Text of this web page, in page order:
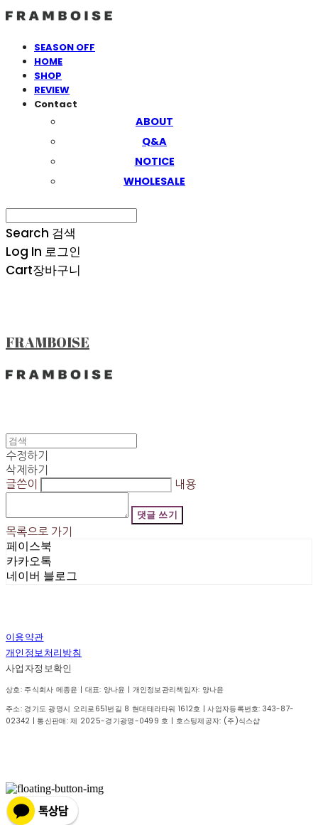
SEASON OFF
HOME
SHOP
REVIEW
Contact
ABOUT
Q&A
NOTICE
WHOLESALE
Search 검색
Log In 로그인
Cart장바구니
FRAMBOISE
수정하기
삭제하기
글쓴이
내용
댓글 쓰기
목록으로 가기
페이스북
카카오톡
네이버 블로그
이용약관
개인정보처리방침
사업자정보확인
상호: 주식회사 메종윤 | 대표: 양나윤 | 개인정보관리책임자: 양나윤
주소: 경기도 광명시 오리로651번길 8 현대테라타워 1612호 | 사업자등록번호:343-87-
02342 | 통신판매:제 2025-경기광명-0499 호 | 호스팅제공자: (주)식스샵